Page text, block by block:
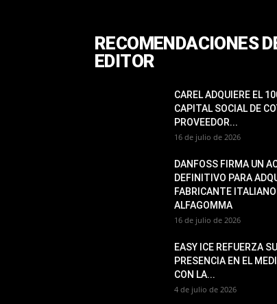
RECOMENDACIONES
EDITOR
CAREL ADQUIERE EL
CAPITAL SOCIAL DE
PROVEEDOR...
16 de julio de 2026
DANFOSS FIRMA UN
DEFINITIVO PARA
FABRICANTE ITALIANO
ALFAGOMMA
16 de julio de 2026
EASY ICE REFUERZA SU
PRESENCIA EN EL
CON LA...
4 de julio de 2026